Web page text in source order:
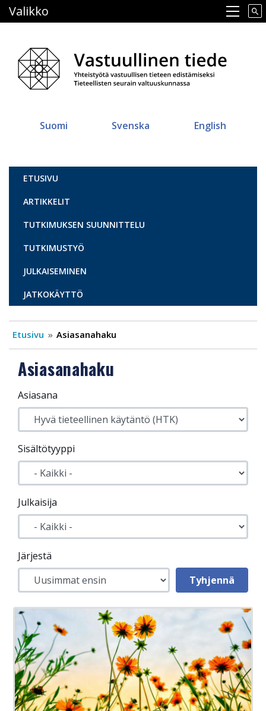
pääsisältöön
Main navigation
Valikko
Suomi Svenska English
Vastuullinen tiede
ETUSIVU
ARTIKKELIT
TUTKIMUKSEN SUUNNITTELU
TUTKIMUSTYÖ
JULKAISEMINEN
JATKOKÄYTTÖ
Etusivu Asiasanahaku
Asiasanahaku
Asiasana
Sisältötyyppi
Julkaisija
Järjestä